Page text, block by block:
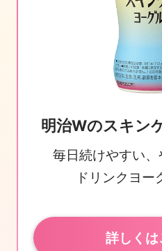
明治Wのスキン
毎日続けやすい、
ドリンクヨー
詳しくは